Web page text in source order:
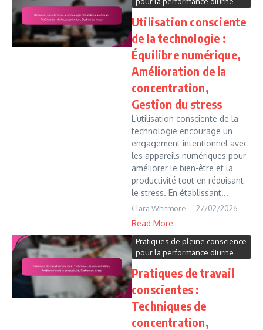
Utilisation consciente
de la technologie :
Équilibre numérique,
Amélioration de la
concentration,
Gestion du stress
L’utilisation consciente de la
technologie encourage un
engagement intentionnel avec
les appareils numériques pour
améliorer le bien-être et la
productivité tout en réduisant
le stress. En établissant...
Clara Whitmore 27/02/2026
Read More
Pratiques de pleine conscience
pour la performance diurne
Pratiques de travail
conscientes :
Techniques de
concentration,